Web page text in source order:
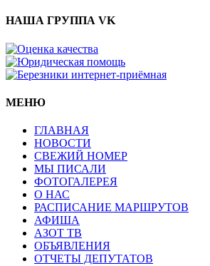
НАША ГРУППА VK
МЕНЮ
ГЛАВНАЯ
НОВОСТИ
СВЕЖИЙ НОМЕР
МЫ ПИСАЛИ
ФОТОГАЛЕРЕЯ
О НАС
РАСПИСАНИЕ МАРШРУТОВ
АФИША
АЗОТ ТВ
ОБЪЯВЛЕНИЯ
ОТЧЕТЫ ДЕПУТАТОВ